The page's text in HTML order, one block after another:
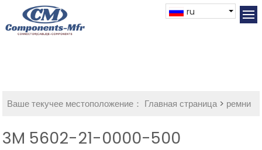
ru
Ваше текучее местоположение： Главная страница> ремни
3M 5602-21-0000-500